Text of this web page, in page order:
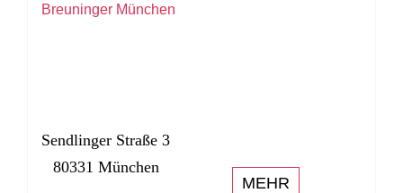
Breuninger München
Sendlinger Straße 3
80331 München
MEHR